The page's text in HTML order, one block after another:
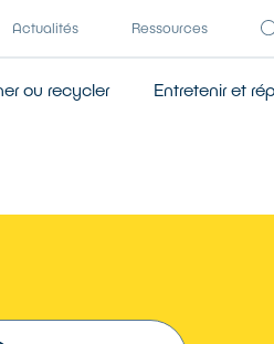
Actualités Ressources
ou recycler Entretenir et